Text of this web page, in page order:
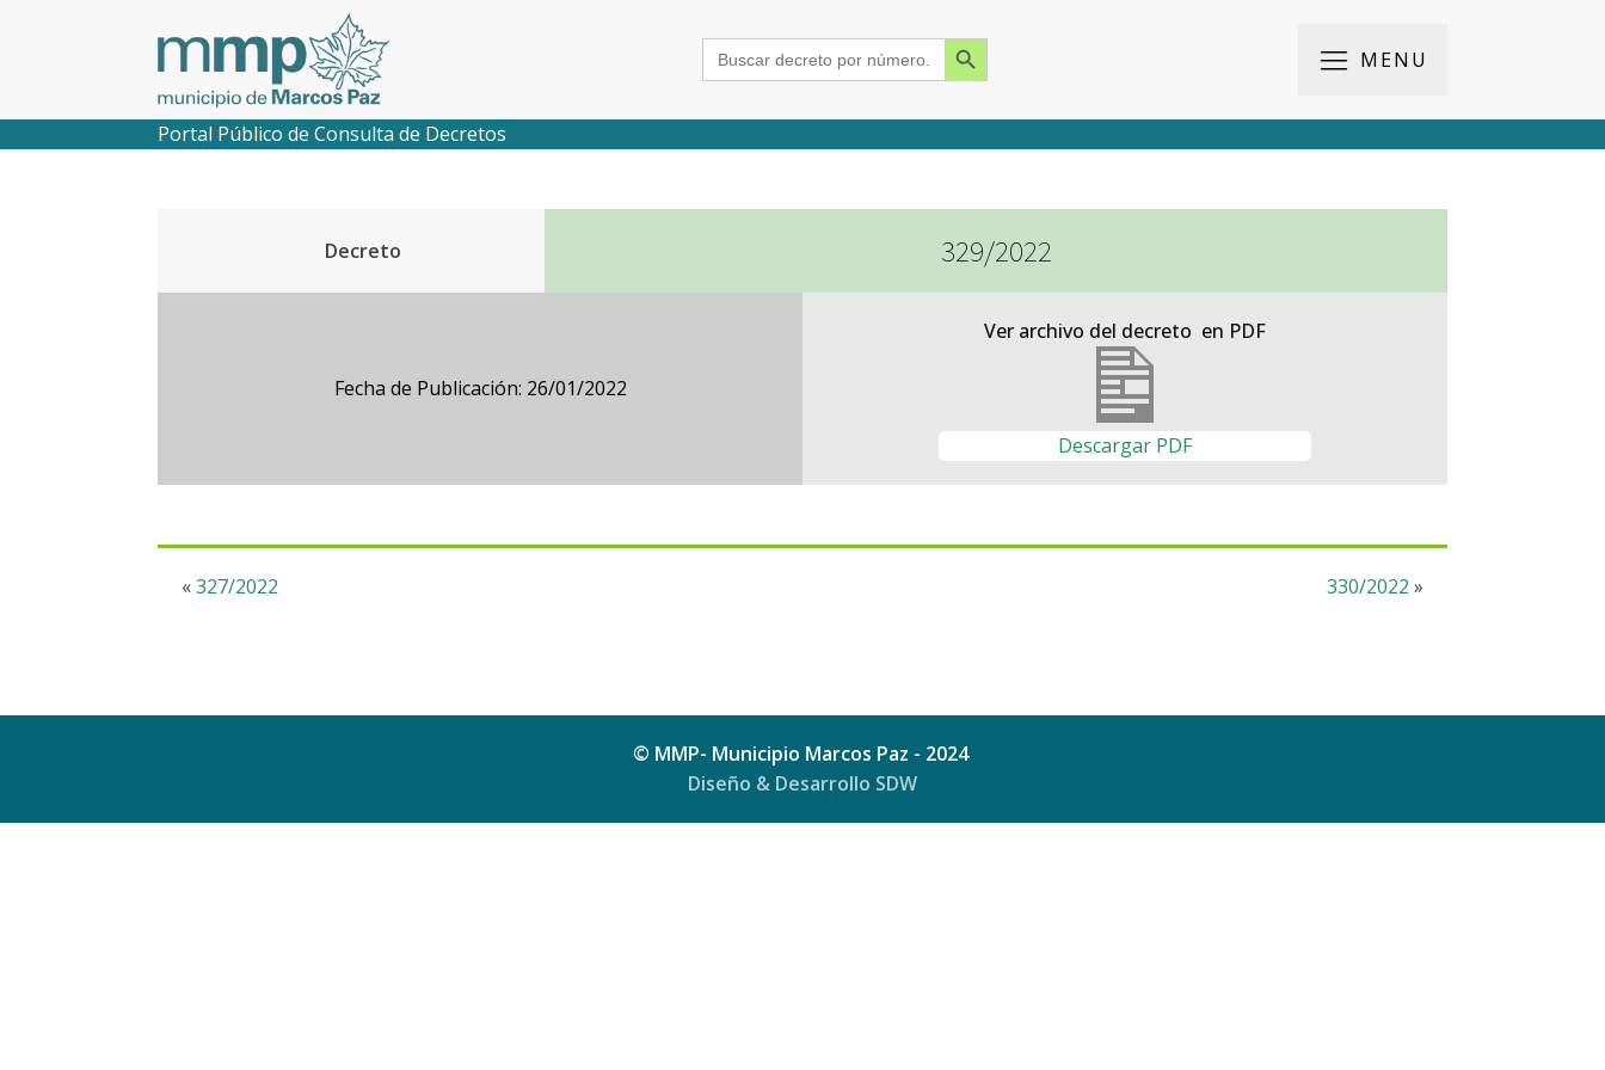
Search
for:
Search Button
MENU
2018
2017
2016
2015
Portal Público de Consulta de Decretos
Decreto 329/2022
Fecha de Publicación: 26/01/2022
Ver archivo del decreto en PDF
Descargar PDF
«327/2022 330/2022 »
© MMP- Municipio Marcos Paz - 2024
Diseño & Desarrollo SDW